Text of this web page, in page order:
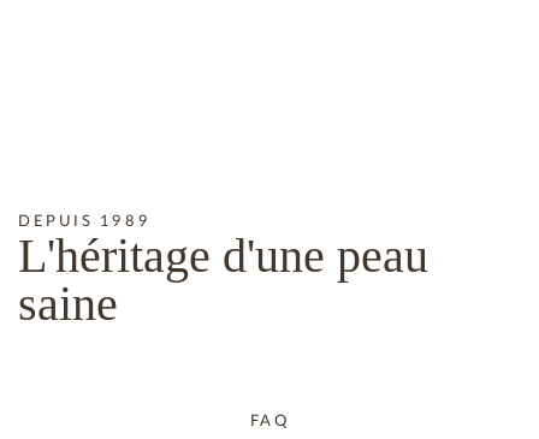
DEPUIS 1989
L'héritage d'une peau
saine
FAQ